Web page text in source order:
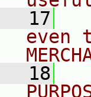
17
even
18